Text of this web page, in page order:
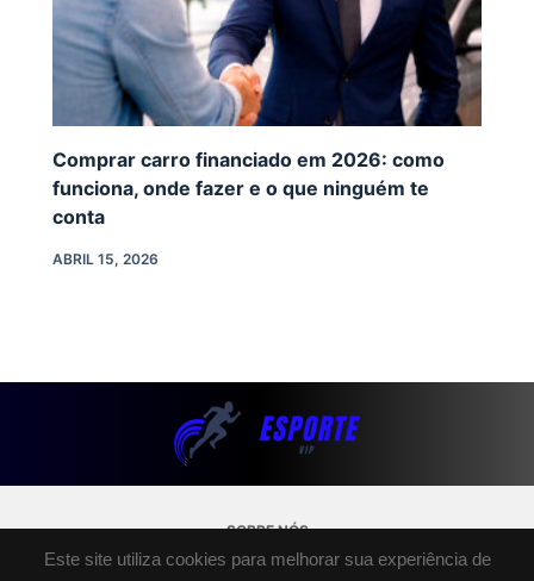
Este site utiliza cookies para melhorar sua experiência de
Comprar carro financiado em 2026: como
funciona, onde fazer e o que ninguém te
conta
ABRIL 15, 2026
SOBRE NÓS
POLÍTICA DE PRIVACIDADE